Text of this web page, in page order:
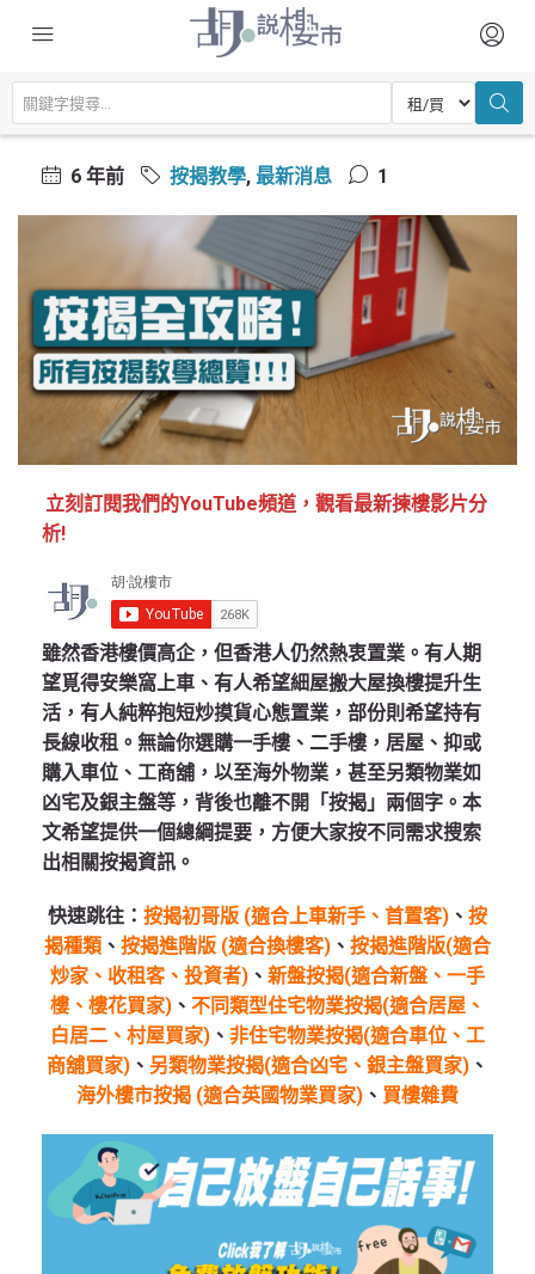
主頁 按揭教學 按揭全攻略
按揭全攻略
6 年前 按揭教學, 最新消息 1
立刻訂閱我們的YouTube頻道，觀看最新揀樓影片分
析!
雖然香港樓價高企，但香港人仍然熱衷置業。有人期
望覓得安樂窩上車、有人希望細屋搬大屋換樓提升生
活，有人純粹抱短炒摸貨心態置業，部份則希望持有
長線收租。無論你選購一手樓、二手樓，居屋、抑或
購入車位、工商舖，以至海外物業，甚至另類物業如
凶宅及銀主盤等，背後也離不開「按揭」兩個字。本
文希望提供一個總綱提要，方便大家按不同需求搜索
出相關按揭資訊。
快速跳往： 按揭初哥版 (適合上車新手、首置客) 、 按
揭種類 、 按揭進階版 (適合換樓客) 、 按揭進階版(適合
炒家、收租客、投資者) 、 新盤按揭(適合新盤、一手
樓、樓花買家) 、 不同類型住宅物業按揭(適合居屋、
白居二、村屋買家) 、 非住宅物業按揭(適合車位、工
商舖買家) 、 另類物業按揭(適合凶宅、銀主盤買家) 、
海外樓市按揭 (適合英國物業買家) 、 買樓雜費